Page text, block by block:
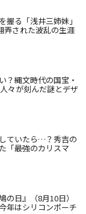
握る「浅井三姉妹」
された波乱の生涯
？縄文時代の国宝・
々が刻んだ謎とデザ
ていたら…？秀吉の
「最強のカリスマ
日』（8月10日）
年はシリコンポーチ